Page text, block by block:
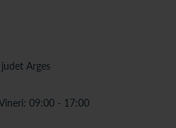
Arges
09:00 - 17:00